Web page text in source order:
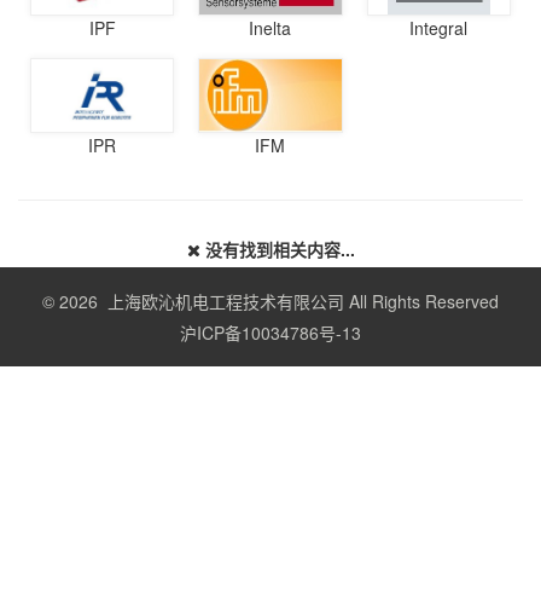
IPF Inelta Integral
IPR IFM
没有找到相关内容...
© 2026 上海欧沁机电工程技术有限公司 All Rights Reserved
沪ICP备10034786号-13